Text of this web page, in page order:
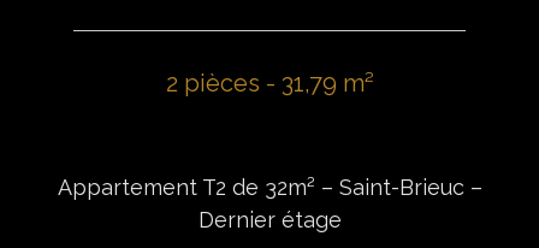
2 pièces - 31,79 m²
Appartement T2 de 32m² – Saint-Brieuc –
Dernier étage